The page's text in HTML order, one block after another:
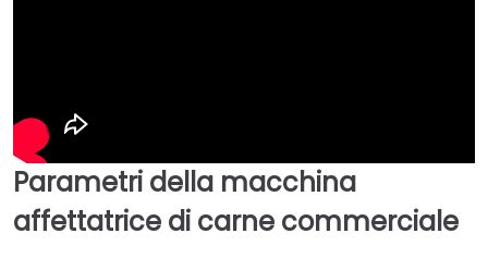
Parametri della macchina
affettatrice di carne commerciale